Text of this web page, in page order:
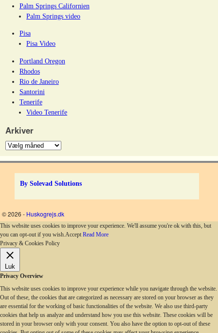
Palm Springs Californien
Palm Springs video
Pisa
Pisa Video
Portland Oregon
Rhodos
Rio de Janeiro
Santorini
Tenerife
Video Tenerife
Arkiver
By Solevad Solutions
© 2026 - Huskogrejs.dk
This website uses cookies to improve your experience. We'll assume you're ok with this, but
you can opt-out if you wish. Accept Read More
Privacy & Cookies Policy
Luk
Privacy Overview
This website uses cookies to improve your experience while you navigate through the website.
Out of these, the cookies that are categorized as necessary are stored on your browser as they
are essential for the working of basic functionalities of the website. We also use third-party
cookies that help us analyze and understand how you use this website. These cookies will be
stored in your browser only with your consent. You also have the option to opt-out of these